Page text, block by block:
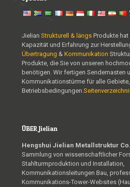
Jielian Strukturell & längs Produkte
Kapazität und Erfahrung zur
Übertragung & Kommunikation
Produkte, die Sie von unseren
benötigen. Wir fertigen Sendemasten
Kommunikationstürme für alle
Betriebsbedingungen.
ÜBER Jielian
Hengshui Jielian Metallstruktur
Sammlung von wissenschaftlicher
Stahlturmproduktion und Installation,
Kommunikationsleitungen Bau,
Kommunikations-Tower-Websites